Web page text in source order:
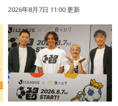
2026年8月7日 11:00更新